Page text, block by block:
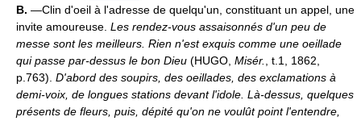
B. —Clin d'oeil à l'adresse de quelqu'un, constituant un appel, une
invite amoureuse. Les rendez-vous assaisonnés d'un peu de
messe sont les meilleurs. Rien n'est exquis comme une oeillade
qui passe par-dessus le bon Dieu (HUGO, Misér.
, t.1, 1862,
p.763). D'abord des soupirs, des oeillades, des exclamations à
demi-voix, de longues stations devant l'idole. Là-dessus, quelques
présents de fleurs, puis, dépité qu'on ne voulût point l'entendre,